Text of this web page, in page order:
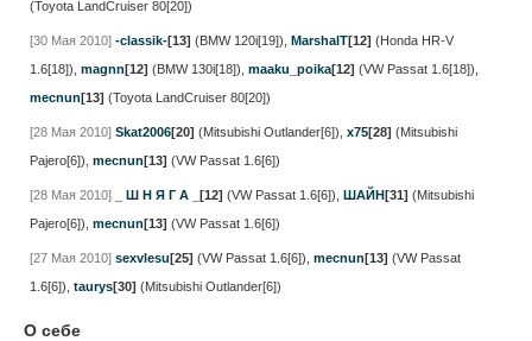
(Toyota LandCruiser 80[20])
[30 Мая 2010] -classik-[13] (BMW 120i[19]) MarshalT[12] (Honda HR-V
1.6[18]) magnn[12] (BMW 130i[18]) maaku_poika[12] (VW Passat 1.6[18])
mecnun[13] (Toyota LandCruiser 80[20])
[28 Мая 2010] Skat2006[20] (Mitsubishi Outlander[6]) x75[28] (Mitsubishi
Pajero[6]) mecnun[13] (VW Passat 1.6[6])
[28 Мая 2010] _ Ш Н Я Г А _ [12] (VW Passat 1.6[6]) ШАЙН[31] (Mitsubishi
Pajero[6]) mecnun[13] (VW Passat 1.6[6])
[27 Мая 2010] sexvlesu[25] (VW Passat 1.6[6]) mecnun[13] (VW Passat
1.6[6]) taurys[30] (Mitsubishi Outlander[6])
О себе